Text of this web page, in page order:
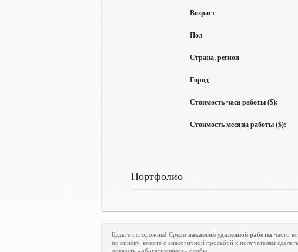
Возраст
Пол
Страна, регион
Город
Стоимость часа работы ($):
Стоимость месяца работы ($):
Портфолио
Будьте осторожны! Среди вакансий удаленной работы часто
по списку, вместе с аналогичной просьбой к получателям